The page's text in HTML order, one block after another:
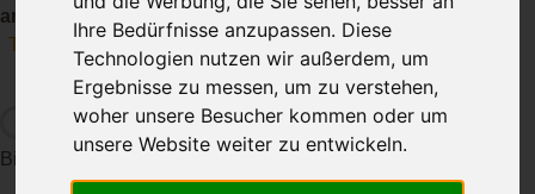
Ihre Bedürfnisse anzupassen. Diese
Technologien nutzen wir außerdem, um
Ergebnisse zu messen, um zu verstehen,
woher unsere Besucher kommen oder um
unsere Website weiter zu entwickeln.
am Weissensee und weitere Events
Teilen
Bitte warten die Daten werden geladen...